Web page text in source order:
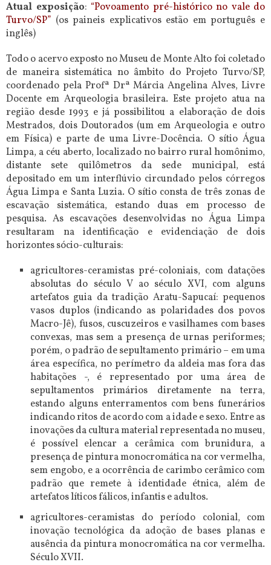
Atual exposição: “Povoamento pré-histórico no vale do
Turvo/SP” (os paineis explicativos estão em português e
inglês)
Todo o acervo exposto no Museu de Monte Alto foi coletado
de maneira sistemática no âmbito do Projeto Turvo/SP,
coordenado pela Profª Drª Márcia Angelina Alves, Livre
Docente em Arqueologia brasileira. Este projeto atua na
região desde 1993 e já possibilitou a elaboração de dois
Mestrados, dois Doutorados (um em Arqueologia e outro
em Física) e parte de uma Livre-Docência. O sítio Água
Limpa, a céu aberto, localizado no bairro rural homônimo,
distante sete quilômetros da sede municipal, está
depositado em um interflúvio circundado pelos córregos
Água Limpa e Santa Luzia. O sítio consta de três zonas de
escavação sistemática, estando duas em processo de
pesquisa. As escavações desenvolvidas no Água Limpa
resultaram na identificação e evidenciação de dois
horizontes sócio-culturais:
agricultores-ceramistas pré-coloniais, com datações
absolutas do século V ao século XVI, com alguns
artefatos guia da tradição Aratu-Sapucaí: pequenos
vasos duplos (indicando as polaridades dos povos
Macro-Jê), fusos, cuscuzeiros e vasilhames com bases
convexas, mas sem a presença de urnas periformes;
porém, o padrão de sepultamento primário – em uma
área específica, no perímetro da aldeia mas fora das
habitações -, é representado por uma área de
sepultamentos primários diretamente na terra,
estando alguns enterramentos com bens funerários
indicando ritos de acordo com a idade e sexo. Entre as
inovações da cultura material representada no museu,
é possível elencar a cerâmica com brunidura, a
presença de pintura monocromática na cor vermelha,
sem engobo, e a ocorrência de carimbo cerâmico com
padrão que remete à identidade étnica, além de
artefatos líticos fálicos, infantis e adultos.
agricultores-ceramistas do período colonial, com
inovação tecnológica da adoção de bases planas e
ausência da pintura monocromática na cor vermelha.
Século XVII.